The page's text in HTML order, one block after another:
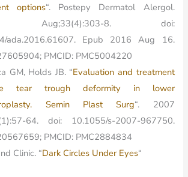
options“. Postepy Dermatol Alergol.
Aug;33(4):303-8. doi:
ada.2016.61607. Epub 2016 Aug 16.
PMCID: PMC5004220
GM, Holds JB. “Evaluation and treatment
tear trough deformity in lower
Semin Plast Surg“. 2007
64. doi: 10.1055/s-2007-967750.
PMCID: PMC2884834
Clinic. “Dark Circles Under Eyes“